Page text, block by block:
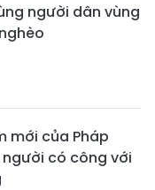
người dân vùng
mới của Pháp
người có công với